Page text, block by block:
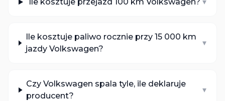
Ile kosztuje paliwo rocznie przy 15 000 km
jazdy Volkswagen?
▾
Czy Volkswagen spala tyle, ile deklaruje
producent?
▾